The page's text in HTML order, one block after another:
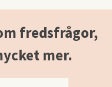
fredsfrågor,
mer.